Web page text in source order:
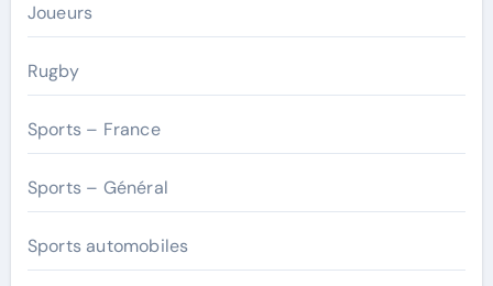
Joueurs
Rugby
Sports – France
Sports – Général
Sports automobiles